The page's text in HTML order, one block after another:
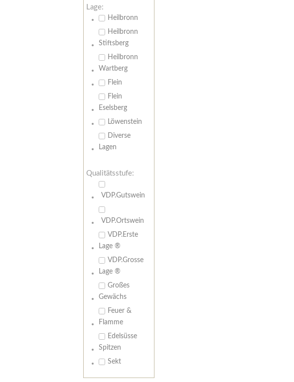
Lage:
Heilbronn
Heilbronn
Stiftsberg
Heilbronn
Wartberg
Flein
Flein
Eselsberg
Löwenstein
Diverse
Lagen
Qualitätsstufe:
VDP.Gutswein
VDP.Ortswein
VDP.Erste
Lage ®
VDP.Grosse
Lage ®
Großes
Gewächs
Feuer &
Flamme
Edelsüsse
Spitzen
Sekt